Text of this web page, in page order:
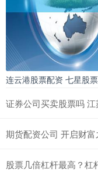
连云港股票配资 七星股
证券公司买卖股票吗
期货配资公司 开启财
股票几倍杠杆最高？